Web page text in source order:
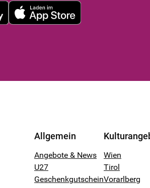
Allgemein
Angebote & News
U27
Geschenkgutschein
Wien
Tirol
Vorarlberg